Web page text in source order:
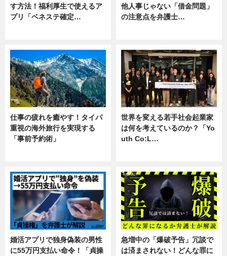
す方法！福利厚生で使えるア
プリ「ベネステ確定…
他人事じゃない「借金問題」
の注意点を弁護士…
仕事の疲れを癒やす！タイパ
重視の海外旅行を実現する
「事前予約術」
世界を変える若手社会起業家
は何を考えているのか？「Yo
uth Co:L…
婚活アプリで独身偽装の男性
に55万円支払い命令！「貞操
急増中の「爆破予告」冗談で
は済まされない！どんな罪に